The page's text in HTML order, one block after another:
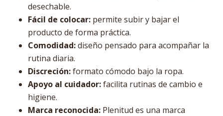
desechable.
Fácil de colocar: permite subir y bajar el
producto de forma práctica.
Comodidad:diseño pensado para acompañar la
rutina diaria.
Discreción:formato cómodo bajo la ropa.
Apoyo al cuidador:facilita rutinas de cambio e
higiene.
Marca reconocida: Plenitud es una marca